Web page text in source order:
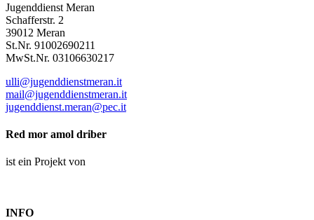
Jugenddienst Meran
Schafferstr. 2
39012 Meran
St.Nr. 91002690211
MwSt.Nr. 03106630217
ulli@jugenddienstmeran.it
mail@jugenddienstmeran.it
jugenddienst.meran@pec.it
Red mor amol driber
ist ein Projekt von
INFO